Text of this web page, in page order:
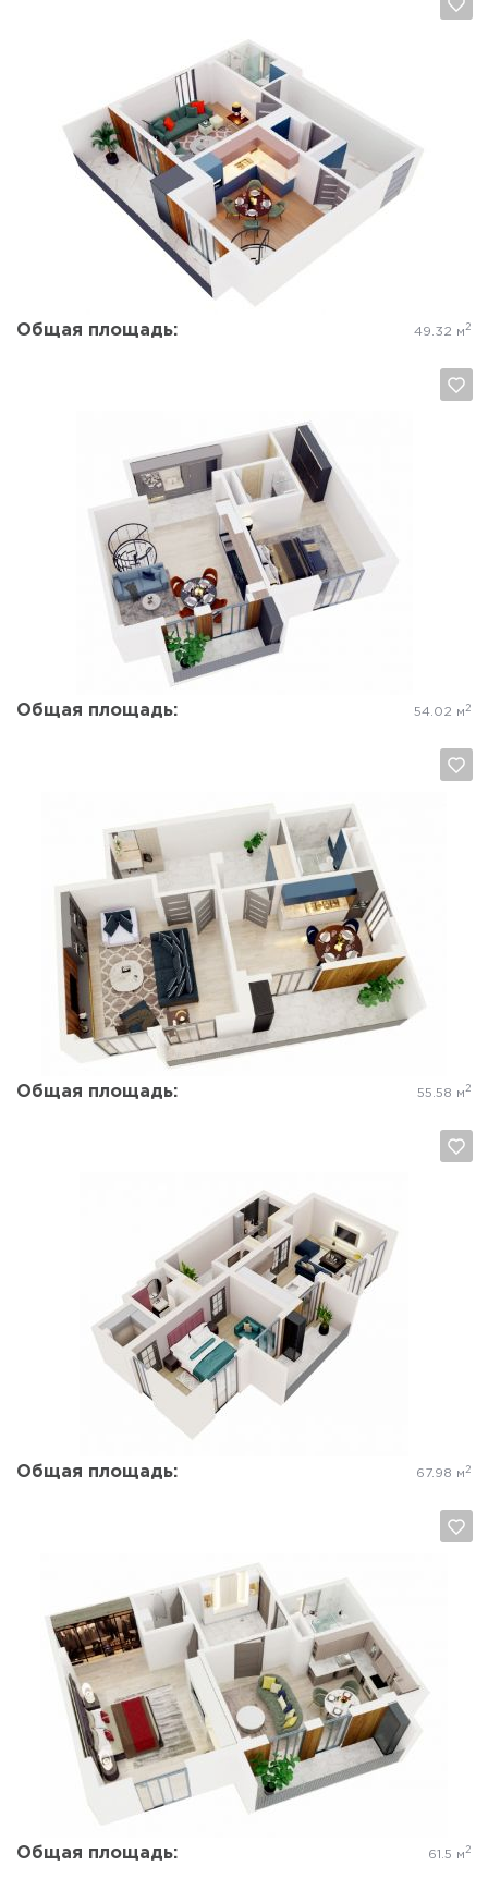
Общая площадь: 49.32 м 2
Да, удалить Отмена
Общая площадь: 54.02 м 2
Да, удалить Отмена
Общая площадь: 55.58 м 2
Да, удалить
Общая площадь: 67.98 м 2
Да, удалить Отмена
Общая площадь: 61.5 м 2
Да, удалить Отмена